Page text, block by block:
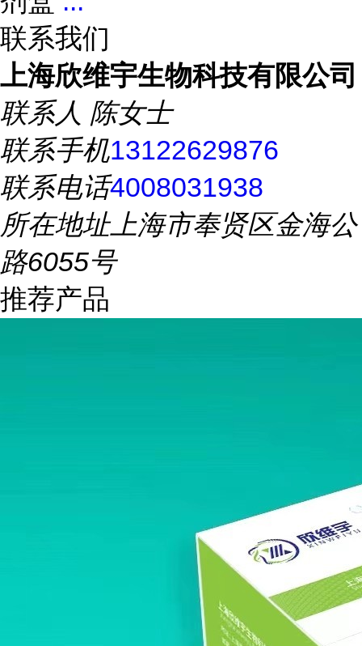
联系我们
上海欣维宇生物科技有限公司
联系人 陈女士
联系手机13122629876
联系电话4008031938
所在地址上海市奉贤区金海公
路6055号
推荐产品